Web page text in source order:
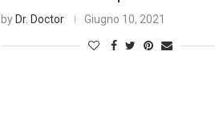
by Dr. Doctor Giugno 10, 2021